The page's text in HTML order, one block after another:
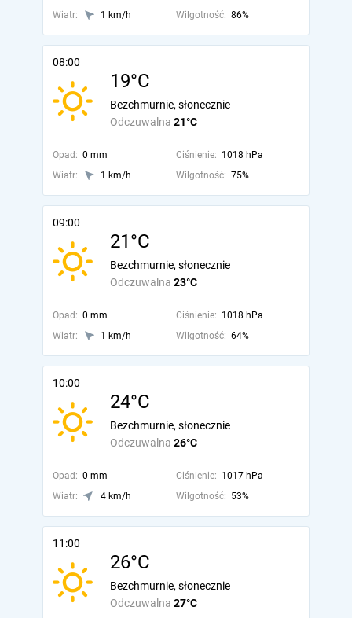
Wiatr: 1 km/h Wilgotność: 86%
08:00
19°C
Odczuwalna 21°C
Bezchmurnie, słonecznie
Opad: 0 mm Ciśnienie: 1018 hPa
Wiatr:
1 km/h Wilgotność: 75%
09:00
21°C
Odczuwalna 23°C
Bezchmurnie, słonecznie
Opad: 0 mm Ciśnienie: 1018 hPa
Wiatr:
1 km/h Wilgotność: 64%
10:00
24°C
Odczuwalna 26°C
Bezchmurnie, słonecznie
Opad: 0 mm Ciśnienie: 1017 hPa
Wiatr:
4 km/h Wilgotność: 53%
11:00
26°C
Odczuwalna 27°C
Bezchmurnie, słonecznie